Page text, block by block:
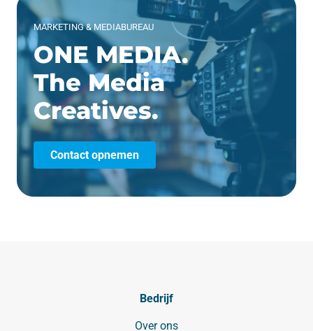
MARKETING & MEDIABUREAU
ONE MEDIA.
The Media
Creatives.
Contact opnemen
Bedrijf
Over ons